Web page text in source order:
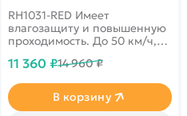
RH1031-RED Имеет
влагозащиту и повышенную
проходимость. До 50 км/ч,
1:10
11 360 ₽14 960 ₽
В корзину